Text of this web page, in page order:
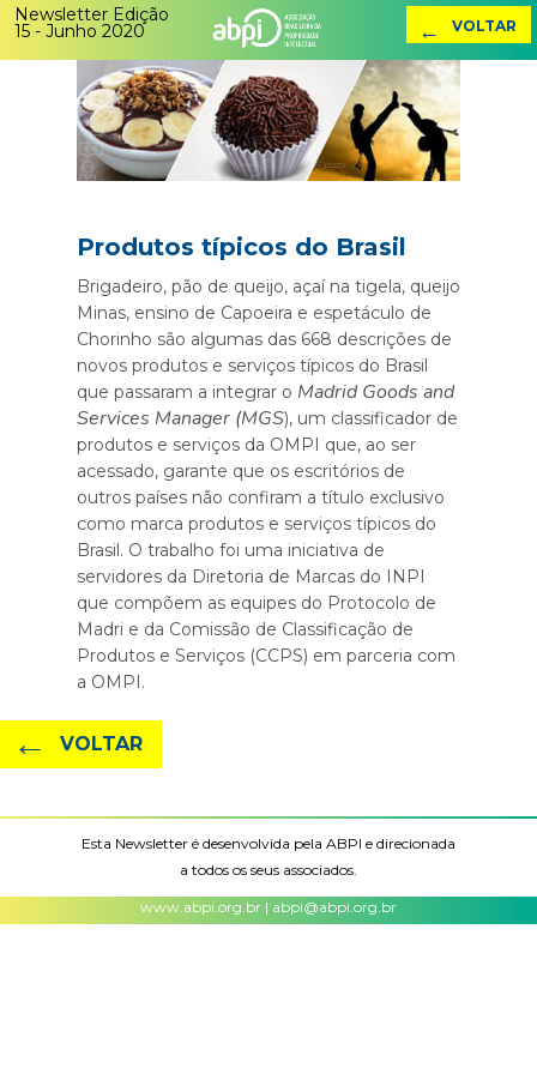
Newsletter Edição
15 - Junho 2020 ← VOLTAR
Produtos típicos do Brasil
Brigadeiro, pão de queijo, açaí na tigela, queijo
Minas, ensino de Capoeira e espetáculo de
Chorinho são algumas das 668 descrições de
novos produtos e serviços típicos do Brasil
que passaram a integrar o Madrid Goods and
Services Manager (MGS), um classificador de
produtos e serviços da OMPI que, ao ser
acessado, garante que os escritórios de
outros países não confiram a título exclusivo
como marca produtos e serviços típicos do
Brasil. O trabalho foi uma iniciativa de
servidores da Diretoria de Marcas do INPI
que compõem as equipes do Protocolo de
Madri e da Comissão de Classificação de
Produtos e Serviços (CCPS) em parceria com
a OMPI.
← VOLTAR
Esta Newsletter é desenvolvida pela ABPI e direcionada
a todos os seus associados.
www.abpi.org.br | abpi@abpi.org.br